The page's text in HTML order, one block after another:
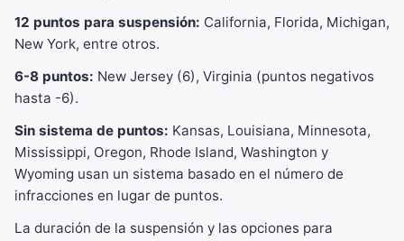
12 puntos para suspensión: California, Florida, Michigan,
New York, entre otros.
6-8 puntos: New Jersey (6), Virginia (puntos negativos
hasta -6).
Sin sistema de puntos: Kansas, Louisiana, Minnesota,
Mississippi, Oregon, Rhode Island, Washington y
Wyoming usan un sistema basado en el número de
infracciones en lugar de puntos.
La duración de la suspensión y las opciones para